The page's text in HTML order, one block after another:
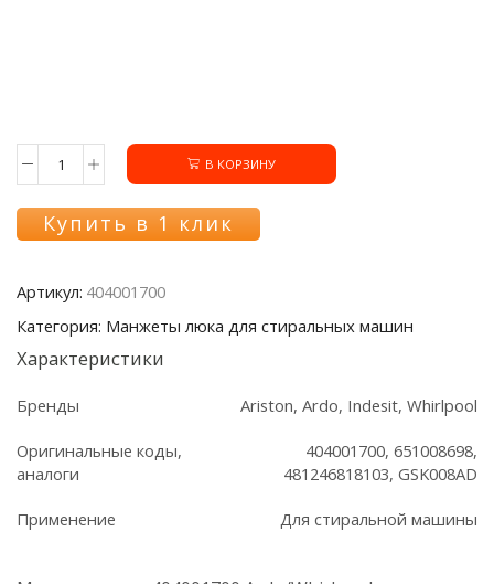
Количество
товара
Манжета
люка
В КОРЗИНУ
Купить в 1 клик
Артикул: 404001700
Категория: Манжеты люка для стиральных машин
Характеристики
Бренды Ariston, Ardo, Indesit, Whirlpool
Оригинальные коды,
аналоги
404001700, 651008698,
481246818103, GSK008AD
Применение Для стиральной машины